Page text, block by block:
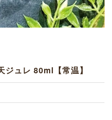
ュレ 80ml【常温】